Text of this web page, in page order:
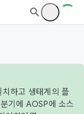
하고 생태계의 플
기에 AOSP에 소스